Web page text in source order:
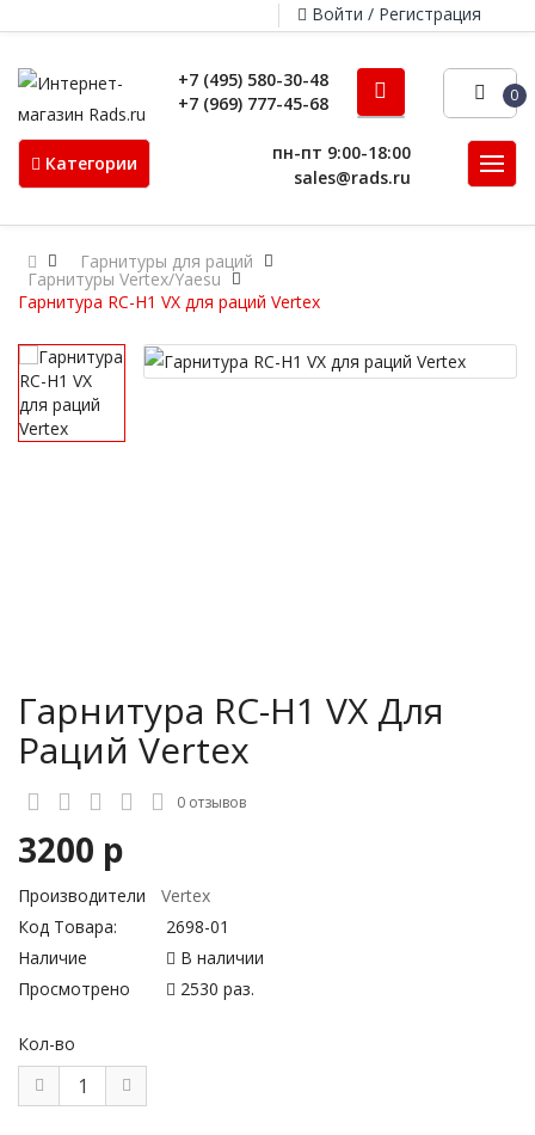
Войти / Регистрация
+7 (495) 580-30-48
+7 (969) 777-45-68
0
Категории
пн-пт 9:00-18:00
sales@rads.ru
Гарнитуры для раций
Гарнитуры Vertex/Yaesu
Гарнитура RC-H1 VX для раций Vertex
Гарнитура RC-H1 VX Для
Раций Vertex
0 отзывов
3200 р
Производители
Vertex
Код Товара:
2698-01
Наличие
В наличии
Просмотрено
2530 раз.
Кол-во